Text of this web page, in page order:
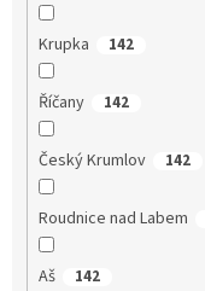
Krupka 142
Říčany 142
Český Krumlov 142
Roudnice nad Labem
Aš 142